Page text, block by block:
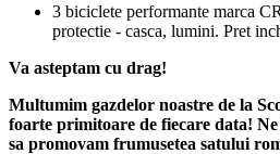
3 biciclete performante marca
protectie - casca, lumini. Pret
Va asteptam cu drag!
Multumim gazdelor noastre de la
foarte primitoare de fiecare data!
sa promovam frumusetea satului